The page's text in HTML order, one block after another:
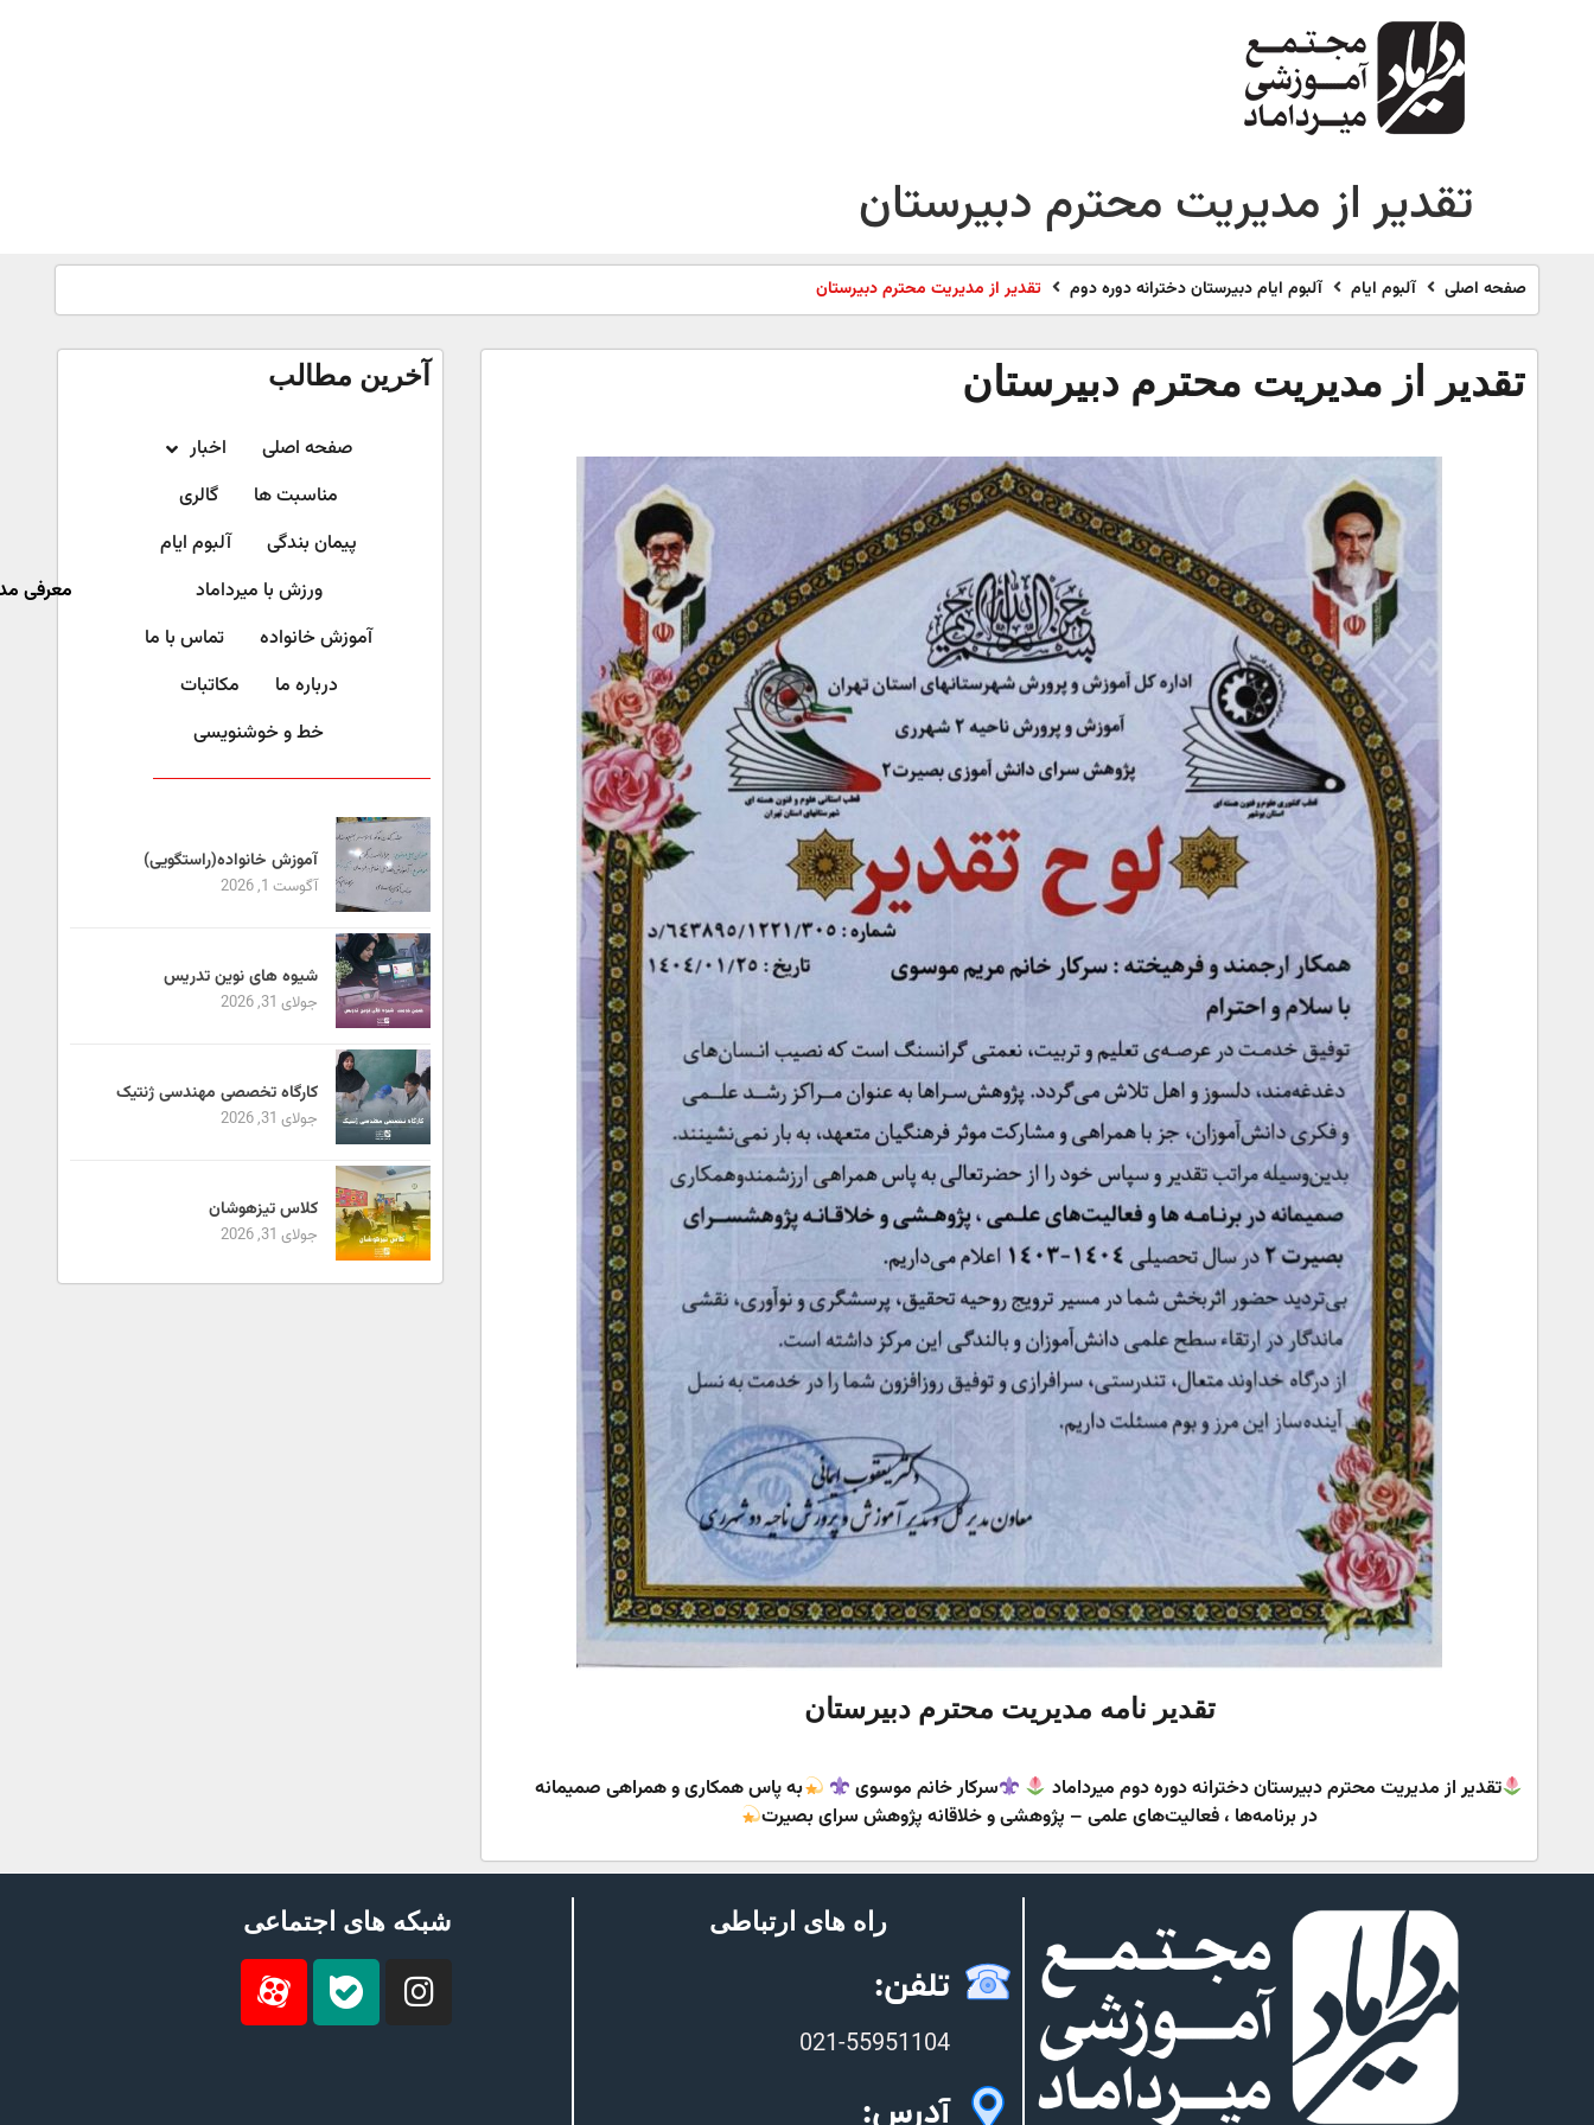
تقدیر از مدیریت محترم دبیرستان
صفحه اصلی آلبوم ایام آلبوم ایام دبیرستان دخترانه دوره دوم تقدیر از مدیریت محترم دبیرستان
تقدیر از مدیریت محترم دبیرستان
تقدیر نامه مدیریت محترم دبیرستان
تقدیر از مدیریت محترم دبیرستان دخترانه دوره دوم میرداماد سرکار خانم موسوی
به پاس همکاری و همراهی صمیمانه
در برنامه‌ها ، فعالیت‌های علمی – پژوهشی و خلاقانه پژوهش سرای بصیرت
آخرین مطالب
صفحه اصلی
اخبار
مناسبت ها
گالری
پیمان بندگی
آلبوم ایام
ورزش با میرداماد​
آموزش خانواده
تماس با ما
درباره ما
مکاتبات
خط و خوشنویسی
معرفی
آموزش خانواده(راستگویی)
آگوست 1, 2026
شیوه های نوین تدریس
جولای 31, 2026
کارگاه تخصصی مهندسی ژنتیک
جولای 31, 2026
کلاس تیزهوشان
جولای 31, 2026
راه های ارتباطی
تلفن:
021-55951104
آدرس:
شبکه های اجتماعی